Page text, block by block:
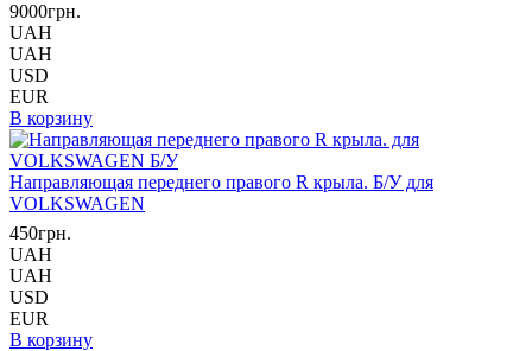
9000грн.
UAH
UAH
USD
EUR
В корзину
Направляющая переднего правого R крыла. Б/У для
VOLKSWAGEN
450грн.
UAH
UAH
USD
EUR
В корзину